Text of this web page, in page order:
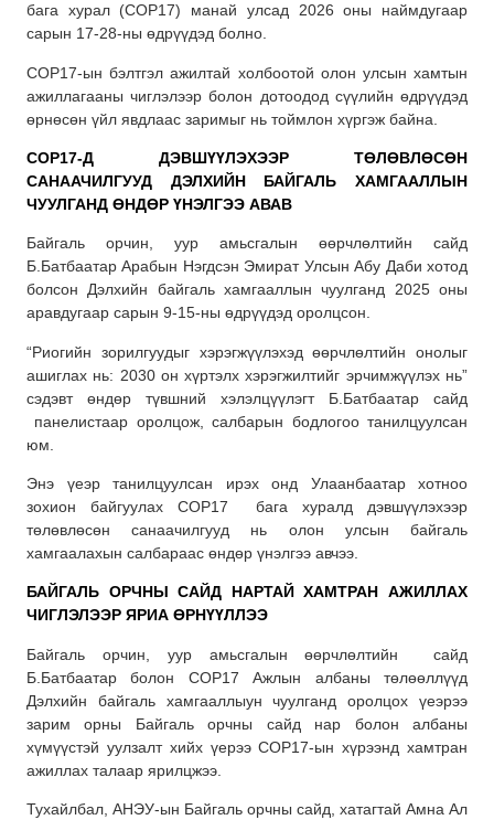
бага хурал (COP17) манай улсад 2026 оны наймдугаар
сарын 17-28-ны өдрүүдэд болно.
COP17-ын бэлтгэл ажилтай холбоотой олон улсын хамтын
ажиллагааны чиглэлээр болон дотоодод сүүлийн өдрүүдэд
өрнөсөн үйл явдлаас заримыг нь тоймлон хүргэж байна.
COP17-Д ДЭВШҮҮЛЭХЭЭР ТӨЛӨВЛӨСӨН
САНААЧИЛГУУД ДЭЛХИЙН БАЙГАЛЬ ХАМГААЛЛЫН
ЧУУЛГАНД ӨНДӨР ҮНЭЛГЭЭ АВАВ
Байгаль орчин, уур амьсгалын өөрчлөлтийн сайд
Б.Батбаатар Арабын Нэгдсэн Эмират Улсын Абу Даби хотод
болсон Дэлхийн байгаль хамгааллын чуулганд 2025 оны
аравдугаар сарын 9-15-ны өдрүүдэд оролцсон.
“Риогийн зорилгуудыг хэрэгжүүлэхэд өөрчлөлтийн онолыг
ашиглах нь: 2030 он хүртэлх хэрэгжилтийг эрчимжүүлэх нь”
сэдэвт өндөр түвшний хэлэлцүүлэгт Б.Батбаатар сайд
панелистаар оролцож, салбарын бодлогоо танилцуулсан
юм.
Энэ үеэр танилцуулсан ирэх онд Улаанбаатар хотноо
зохион байгуулах COP17 бага хуралд дэвшүүлэхээр
төлөвлөсөн санаачилгууд нь олон улсын байгаль
хамгаалахын салбараас өндөр үнэлгээ авчээ.
БАЙГАЛЬ ОРЧНЫ САЙД НАРТАЙ ХАМТРАН АЖИЛЛАХ
ЧИГЛЭЛЭЭР ЯРИА ӨРНҮҮЛЛЭЭ
Байгаль орчин, уур амьсгалын өөрчлөлтийн сайд
Б.Батбаатар болон COP17 Ажлын албаны төлөөллүүд
Дэлхийн байгаль хамгааллыун чуулганд оролцох үеэрээ
зарим орны Байгаль орчны сайд нар болон албаны
хүмүүстэй уулзалт хийх үерээ COP17-ын хүрээнд хамтран
ажиллах талаар ярилцжээ.
Тухайлбал, АНЭУ-ын Байгаль орчны сайд, хатагтай Амна Ал